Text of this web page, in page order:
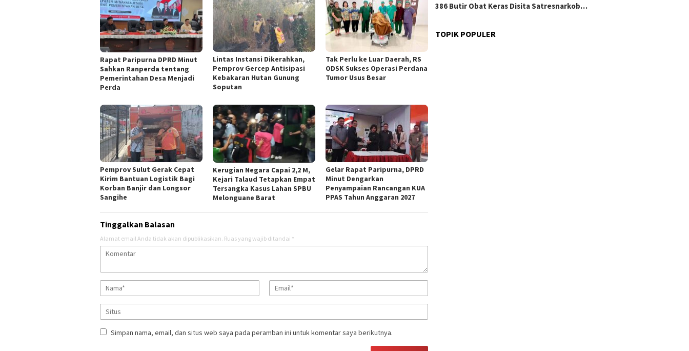
Rapat Paripurna DPRD Minut
Sahkan Ranperda tentang
Pemerintahan Desa Menjadi
Perda
Lintas Instansi Dikerahkan,
Pemprov Gercep Antisipasi
Kebakaran Hutan Gunung
Soputan
Tak Perlu ke Luar Daerah, RS
ODSK Sukses Operasi Perdana
Tumor Usus Besar
Pemprov Sulut Gerak Cepat
Kirim Bantuan Logistik Bagi
Korban Banjir dan Longsor
Sangihe
Kerugian Negara Capai 2,2 M,
Kejari Talaud Tetapkan Empat
Tersangka Kasus Lahan SPBU
Melonguane Barat
Gelar Rapat Paripurna, DPRD
Minut Dengarkan
Penyampaian Rancangan KUA
PPAS Tahun Anggaran 2027
Tinggalkan Balasan
Alamat email Anda tidak akan dipublikasikan. Ruas yang wajib ditandai *
Simpan nama, email, dan situs web saya pada peramban ini untuk komentar saya berikutnya.
386 Butir Obat Keras Disita Satresnarkob…
TOPIK POPULER